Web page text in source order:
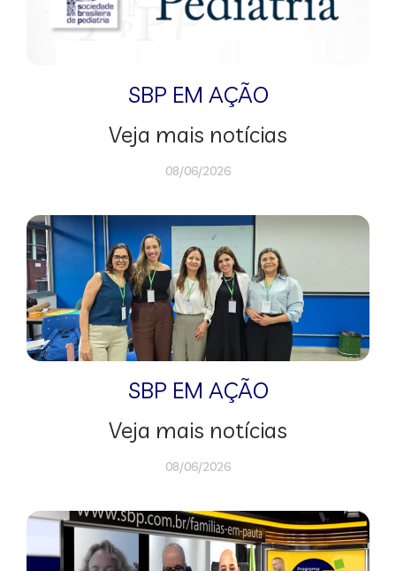
SBP EM AÇÃO
Veja mais notícias
08/06/2026
SBP EM AÇÃO
Veja mais notícias
08/06/2026